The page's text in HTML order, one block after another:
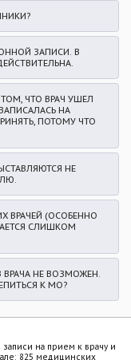
ЗАПИСИ. В
ЧТО ВРАЧ УШЕЛ
НА
ПОТОМУ ЧТО
НЕ
ВРАЧЕЙ (ОСОБЕННО
СЛИШКОМ
НЕ ВОЗМОЖЕН.
К МО?
на прием к врачу и
825 медицинских